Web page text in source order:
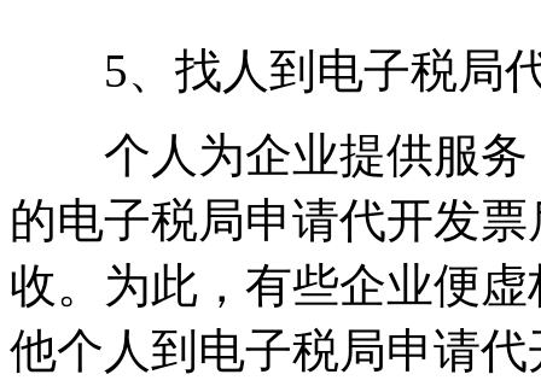
5、找人到电子税局
个人为企业提供服务
的电子税局申请代开发
收。为此，有些企业便
他个人到电子税局申请